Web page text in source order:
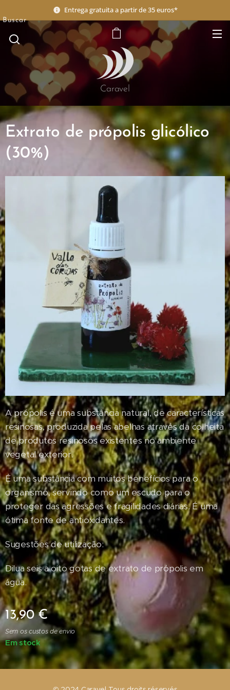
Entrega gratuita a partir de 35 euros*
Caravel
Buscar
Extrato de própolis glicólico
(30%)
A própolis é uma substância natural, de características
resinosas, produzida pelas abelhas através da colheita
de produtos resinosos existentes no ambiente
vegetal exterior.
É uma substância com muitos benefícios para o
organismo, servindo como um escudo para o
proteger das agressões e fragilidades diárias. É uma
ótima fonte de antioxidantes.
Sugestões de utilização:
Dilua seis a oito gotas de extrato de própolis em
água.
13,90€
Sem os custos de envio
Em stock